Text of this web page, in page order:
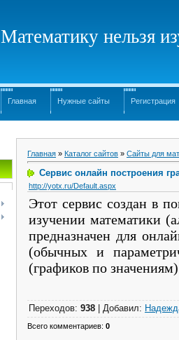
Математику нельзя
Главная Нужные сайты Регистрация
Главная » Каталог сайтов » Сайты для
Сервис онлайн построения
http://yotx.ru/Default.aspx
Этот сервис создан в
изучении математики
предназначен для
(обычных и
(графиков по значениям)
Переходов: 938 | Добавил:
Всего комментариев: 0